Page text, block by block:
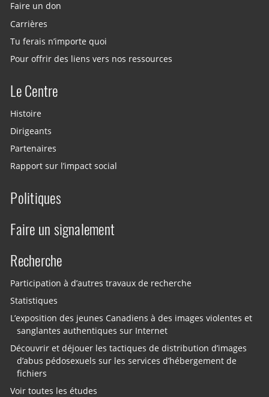
Faire un don
Carrières
Tu ferais n’importe quoi
Pour offrir des liens vers nos ressources
Le Centre
Histoire
Dirigeants
Partenaires
Rapport sur l’impact social
Politiques
Faire un signalement
Recherche
Participation à d’autres travaux de recherche
Statistiques
L’exposition des jeunes Canadiens à des images violentes et
sanglantes authentiques sur Internet
Découvrir et déjouer les tactiques de distribution d’images
d’abus pédosexuels sur les services d’hébergement de
fichiers
Voir toutes les études